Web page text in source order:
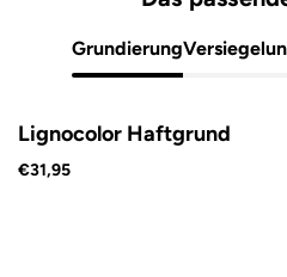
Grundierung
Lignocolor Haftgrund
€31,95